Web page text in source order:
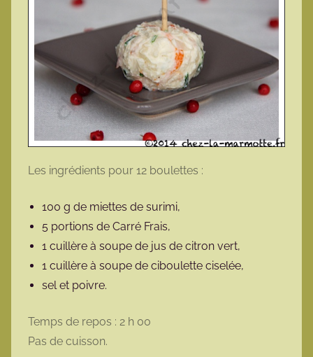
Les ingrédients pour 12 boulettes :
100 g de miettes de surimi,
5 portions de Carré Frais,
1 cuillère à soupe de jus de citron vert,
1 cuillère à soupe de ciboulette ciselée,
sel et poivre.
Temps de repos : 2 h 00
Pas de cuisson.